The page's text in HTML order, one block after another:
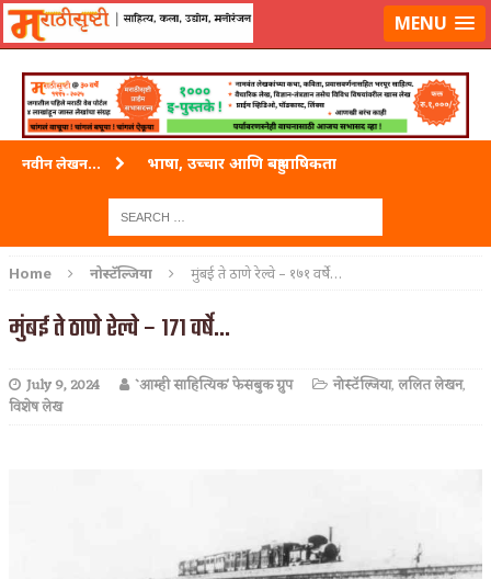
लॉग-इन करा|लेखक नोंदणी कराMENU
नवीन लेखन... भाषा, उच्चार आणि बहुभाषिकता
ताम्र – एक अफलातून धातू (COPPER)
अशी एक कविता लिहू इच्छिते
पाटलाची विहीर
कसं हुईन तं हू माय…
Home नोस्टॅल्जिया मुंबई ते ठाणे रेल्वे – १७१ वर्षे…
मुंबई ते ठाणे रेल्वे – १७१ वर्षे…
July 9, 2024 `आम्ही साहित्यिक' फेसबुक ग्रुप नोस्टॅल्जिया,ललित लेखन,
विशेष लेख